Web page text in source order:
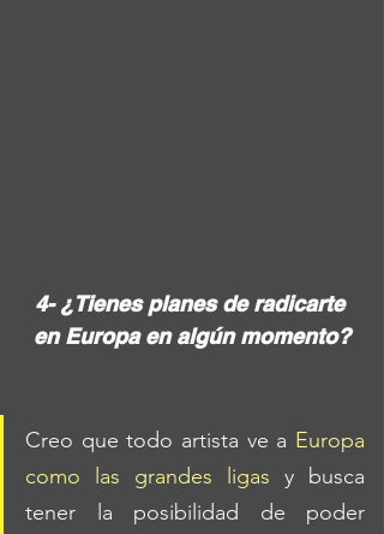
4- ¿Tienes planes de radicarte
en Europa en algún momento?
Creo que todo artista ve a Europa
como las grandes ligas y busca
tener la posibilidad de poder